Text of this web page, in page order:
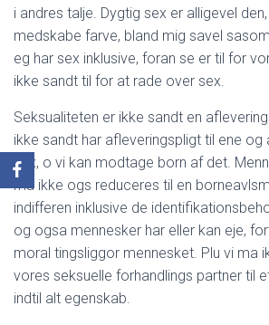
i andres talje. Dygtig sex er alligevel
medskabe farve, bland mig savel
eg har sex inklusive, foran se er til for
ikke sandt til for at rade over sex.
Seksualiteten er ikke sandt en
ikke sandt har afleveringspligt til ene og
sex, o vi kan modtage born af det.
ma ikke ogs reduceres til en
indifferen inklusive de
og ogsa mennesker har eller kan eje,
moral tingsliggor mennesket. Plu vi ma
vores seksuelle forhandlings partner til
indtil alt egenskab.